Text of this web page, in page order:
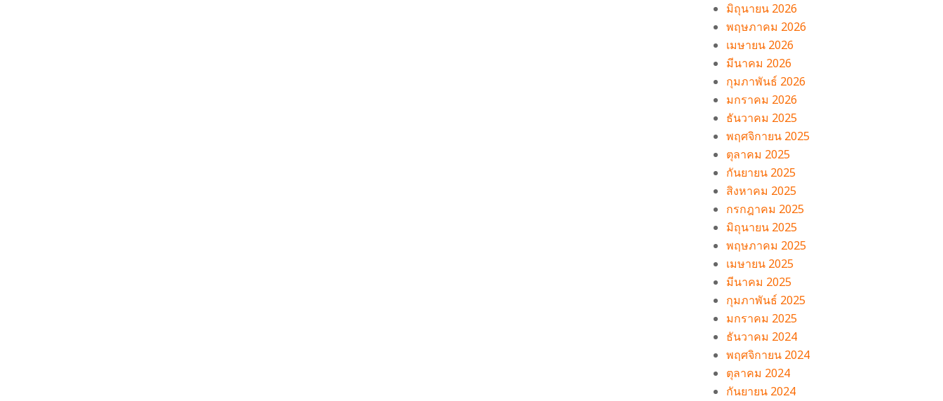
มิถุนายน 2026
พฤษภาคม 2026
เมษายน 2026
มีนาคม 2026
กุมภาพันธ์ 2026
มกราคม 2026
ธันวาคม 2025
พฤศจิกายน 2025
ตุลาคม 2025
กันยายน 2025
สิงหาคม 2025
กรกฎาคม 2025
มิถุนายน 2025
พฤษภาคม 2025
เมษายน 2025
มีนาคม 2025
กุมภาพันธ์ 2025
มกราคม 2025
ธันวาคม 2024
พฤศจิกายน 2024
ตุลาคม 2024
กันยายน 2024